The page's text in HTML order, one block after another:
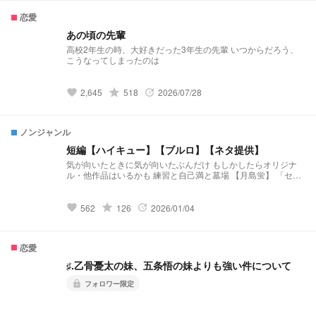
恋愛
あの頃の先輩
高校2年生の時、大好きだった3年生の先輩 いつからだろう、
こうなってしまったのは
favorite 2,645 grade 518 update 2026/07/28
ノンジャンル
短編【ハイキュー】【ブルロ】【ネタ提供】
気が向いたときに気が向いたぶんだけ もしかしたらオリジナ
ル・他作品はいるかも 練習と自己満と墓場 【月島蛍】 「セレ
治】 「先輩、まだ独り身なんすか？(笑)」 小説になりました↓
↓ ↓ https://novel.prcm.jp/novel/wm18GhLSixpJNbKeARoK
【宮侑】(角名) 「ちみけも買ったら男子高校生拾った話」 小説
になりました↓ ↓ ↓
https://novel.prcm.jp/novel/nMbYXcbwwQjoQ15Ja254 【牛
favorite 562 grade 126 update 2026/01/04
恋愛
♯.乙骨憂太の妹、五条悟の妹よりも強い件について
lock フォロワー限定